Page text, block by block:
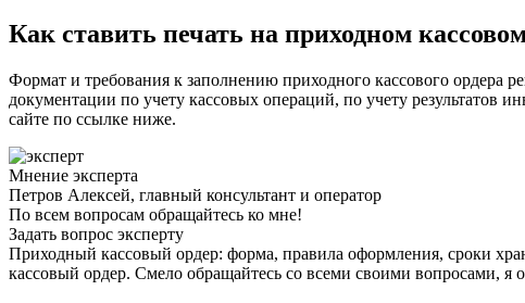
Как ставить печать на приходном
Формат и требования к заполнению приходного кассового
документации по учету кассовых операций, по учету результатов
сайте по ссылке ниже.
Мнение эксперта
Петров Алексей, главный консультант и оператор
По всем вопросам обращайтесь ко мне!
Задать вопрос эксперту
Приходный кассовый ордер: форма, правила оформления, сроки
кассовый ордер. Смело обращайтесь со всеми своими вопросами, я